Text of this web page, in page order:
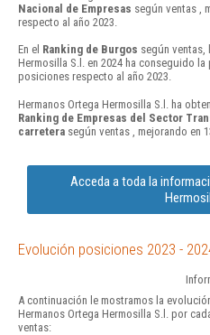
Nacional de Empresas según ventas ,
respecto al año 2023.
En el Ranking de Burgos según ventas,
Hermosilla S.l. en 2024 ha conseguido
posiciones respecto al año 2023.
Hermanos Ortega Hermosilla S.l. ha
Ranking de Empresas del Sector
carretera según ventas , mejorando en
Acceda a toda la
Evolución posiciones 2023 -
A continuación le mostramos la
Hermanos Ortega Hermosilla S.l. por
ventas: